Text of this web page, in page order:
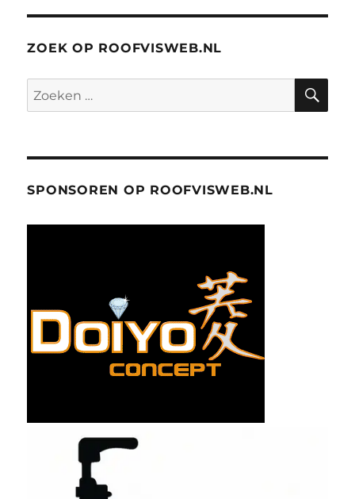
ZOEK OP ROOFVISWEB.NL
Zoeken
naar:
SPONSOREN OP ROOFVISWEB.NL